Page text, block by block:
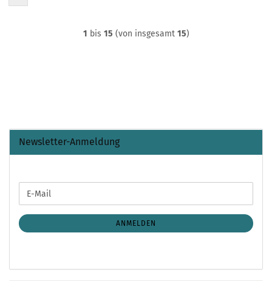
1 bis 15 (von insgesamt 15)
Newsletter-Anmeldung
ZUR
ANMELDUNG
E-
Mail
ANMELDEN